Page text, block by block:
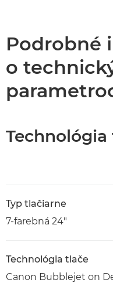
Podrobné
o
Typ tlačiarne
7-farebná 24"
Technológia tlače
Canon Bubblejet on